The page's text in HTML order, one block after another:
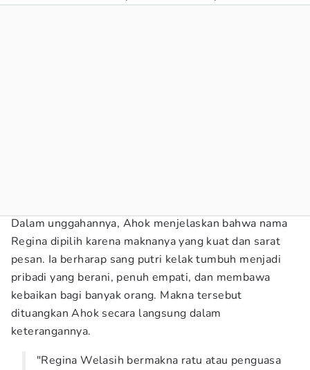
Dalam unggahannya, Ahok menjelaskan bahwa nama
Regina dipilih karena maknanya yang kuat dan sarat
pesan. Ia berharap sang putri kelak tumbuh menjadi
pribadi yang berani, penuh empati, dan membawa
kebaikan bagi banyak orang. Makna tersebut
dituangkan Ahok secara langsung dalam
keterangannya.
"Regina Welasih bermakna ratu atau penguasa